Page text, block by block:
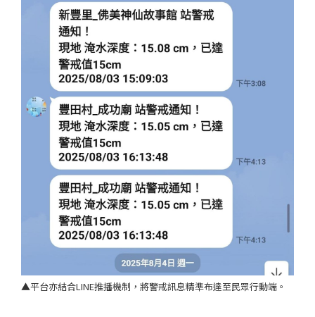
▲平台亦結合LINE推播機制，將警戒訊息精準布達至民眾行動端。